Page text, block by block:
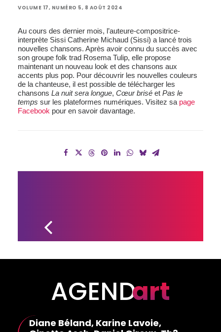
VOLUME 17, NUMÉRO 5, 8 AOÛT 2024
Au cours des dernier mois, l’auteure-compositrice-
interprète Sissi Catherine Michaud (Sissi) a lancé trois
nouvelles chansons. Après avoir connu du succès avec
son groupe folk trad Rosema Tulip, elle propose
maintenant un nouveau look et des chansons aux
accents plus pop. Pour découvrir les nouvelles couleurs
de la chanteuse, il est possible de télécharger les
chansons La nuit sera longue, Cœur brisé et Pas le
temps sur les plateformes numériques. Visitez sa page
Facebook pour en savoir davantage.
DE LEUR
AGENDart
Diane Béland, Karine Lavoie,